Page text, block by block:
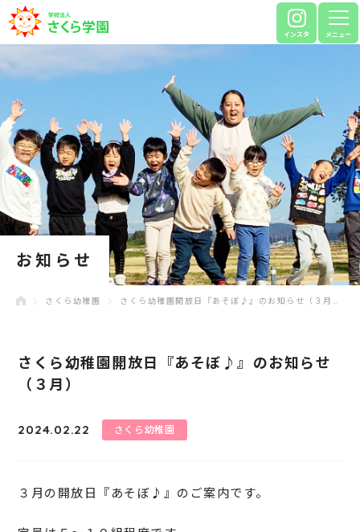
インスタ メニュー
お知らせ
さくら幼稚園 さくら幼稚園開放日『あそぼ♪』のお知らせ（３月）
さくら幼稚園開放日『あそぼ♪』のお知らせ
（３月）
2024.02.22 さくら幼稚園
３月の開放日『あそぼ♪』のご案内です。